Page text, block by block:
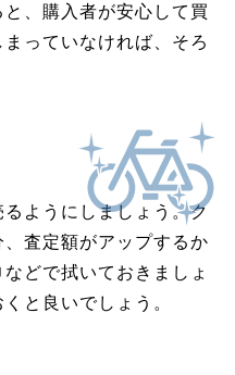
、購入者が安心して買
っていなければ、そろ
ようにしましょう。ク
査定額がアップするか
どで拭いておきましょ
と良いでしょう。